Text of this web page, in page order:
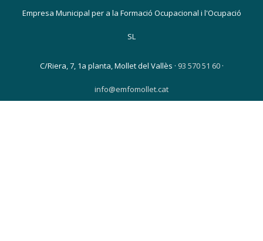
Empresa Municipal per a la Formació Ocupacional i l'Ocupació
SL
C/Riera, 7, 1a planta, Mollet del Vallès · 93 570 51 60·
info@emfomollet.cat